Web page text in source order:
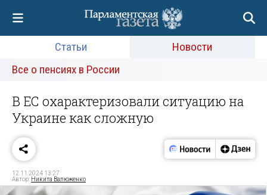
Статьи
Новости
Все о пенсиях в России
В ЕС охарактеризовали ситуацию на
Украине как сложную
12.11.2024 13:27
Автор: Никита Валюженко